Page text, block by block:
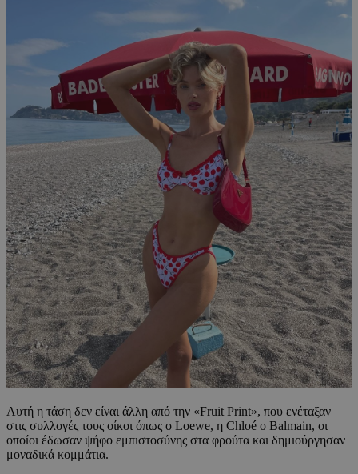
Αυτή η τάση δεν είναι άλλη από την «Fruit Print», που ενέταξαν
στις συλλογές τους οίκοι όπως ο Loewe, η Chloé ο Balmain, οι
οποίοι έδωσαν ψήφο εμπιστοσύνης στα φρούτα και δημιούργησαν
μοναδικά κομμάτια.